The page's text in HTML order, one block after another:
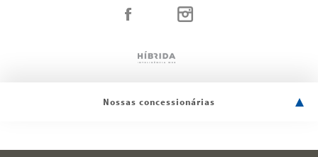
Nossas concessionárias